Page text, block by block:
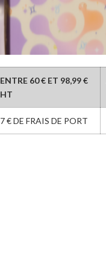
ENTRE 60 € ET 98,99 €
HT
7 € DE FRAIS DE PORT